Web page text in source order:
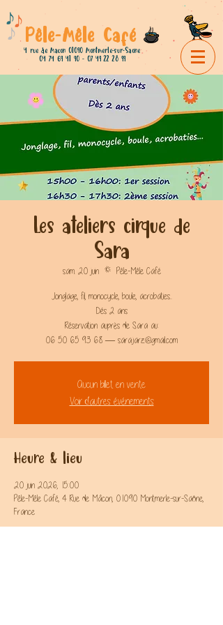
Pêle-Mêle Café
4 rue de Macon 01090 Montmerle-sur-Saone
04 74 69 41 90 - 07 49 22 28 99
Les ateliers cirque de
Sara
sam. 20 juin
  |
Pêle-Mêle Café
Jonglage, fil, monocycle, boule, acrobaties...
Dés 2 ans
Réservation auprès de Sara au:
06 50 65 93 68 — sara.jarz@gmail.com
Aucun billet en vente
Voir d'autres événements
Heure & lieu
20 juin 2026, 15:00
Pêle-Mêle Café, 4 Rue de Mâcon, 01090 Montmerle-sur-Saône,
France